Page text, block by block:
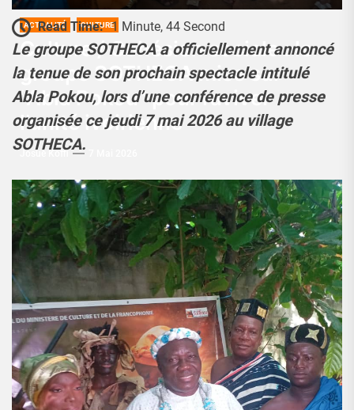
ACTUALITÉ CULTURE
Culture / Cohésion sociale : le
groupe SOTHECA mise sur
“Abla Pokou” pour raviver
l’unité ivoirienne
Josué Koffi
Read Time: 1 Minute, 44 Second
Le groupe SOTHECA a officiellement annoncé
la tenue de son prochain spectacle intitulé
Abla Pokou, lors d’une conférence de presse
organisée ce jeudi 7 mai 2026 au village
SOTHECA.